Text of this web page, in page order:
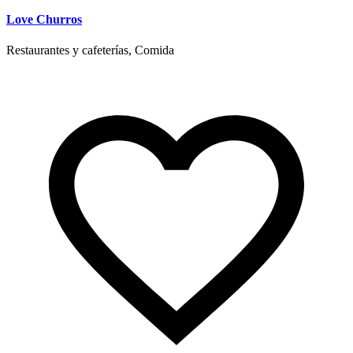
Love Churros
Restaurantes y cafeterías, Comida